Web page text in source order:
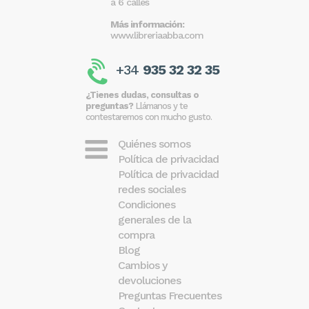
Más información:
www.libreriaabba.com
+34 935 32 32 35
¿Tienes dudas, consultas o
preguntas? Llámanos y te
contestaremos con mucho gusto.
Quiénes somos
Política de privacidad
Política de privacidad
redes sociales
Condiciones
generales de la
compra
Blog
Cambios y
devoluciones
Preguntas Frecuentes